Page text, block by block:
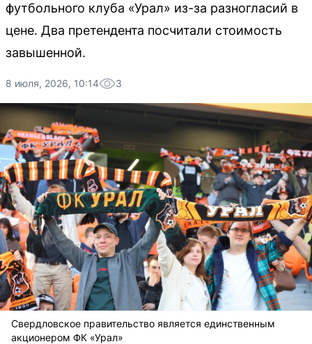
футбольного клуба «Урал» из-за разногласий в
цене. Два претендента посчитали стоимость
завышенной.
8 июля, 2026, 10:14 3
Свердловское правительство является единственным
акционером ФК «Урал»